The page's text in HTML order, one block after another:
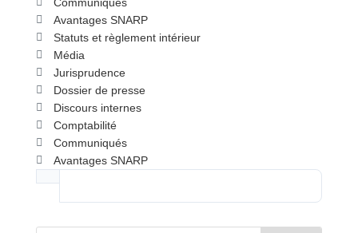
Avantages SNARP
Statuts et règlement intérieur
Média
Jurisprudence
Dossier de presse
Discours internes
Comptabilité
Communiqués
Avantages SNARP